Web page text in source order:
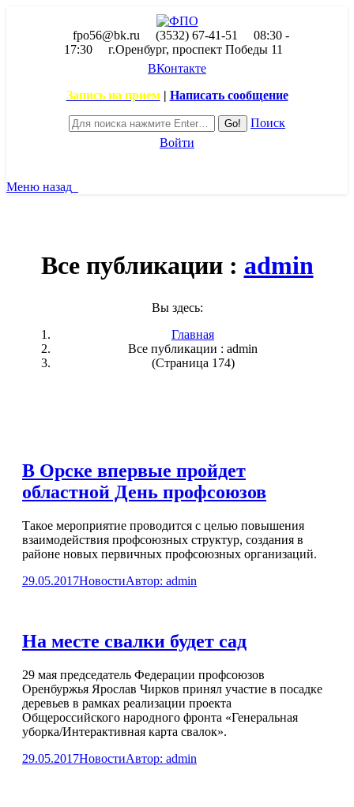
fpo56@bk.ru (3532) 67-41-51
08:30 -
17:30
г.Оренбург, проспект Победы 11
ВКонтакте
Запись на прием| Написать сообщение
Поиск
Войти
Меню назад
Все публикации : admin
Вы здесь:
Главная
Все публикации : admin
(Страница 174)
В Орске впервые пройдет
областной День профсоюзов
Такое мероприятие проводится с целью повышения
взаимодействия профсоюзных структур, создания в
районе новых первичных профсоюзных организаций.
29.05.2017НовостиАвтор: admin
На месте свалки будет сад
29 мая председатель Федерации профсоюзов
Оренбуржья Ярослав Чирков принял участие в посадке
деревьев в рамках реализации проекта
Общероссийского народного фронта «Генеральная
уборка/Интерактивная карта свалок».
29.05.2017НовостиАвтор: admin